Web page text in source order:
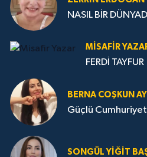
NASIL BİR
MISAFIR
FERDİ TAYFUR
BERNA COŞKUN
Güçlü Cumhuriyet
SONGÜL YIĞIT